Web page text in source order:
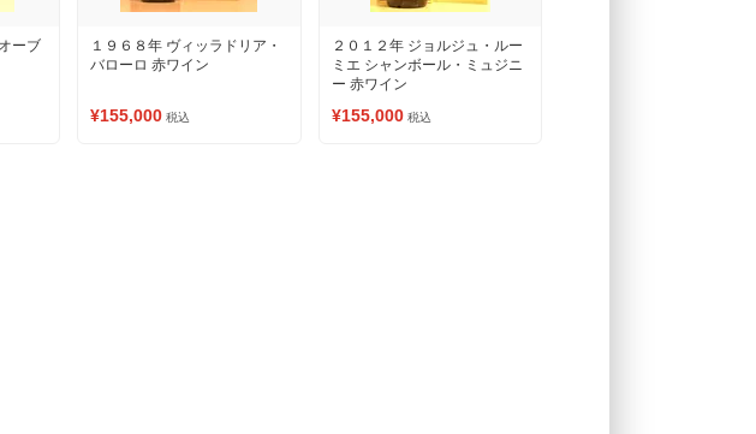
ーブ
１９６８年 ヴィッラドリア・
バローロ 赤ワイン
¥155,000 税込
２０１２年 ジョルジュ・ルー
ミエ シャンボール・ミュジニ
ー 赤ワイン
¥155,000 税込